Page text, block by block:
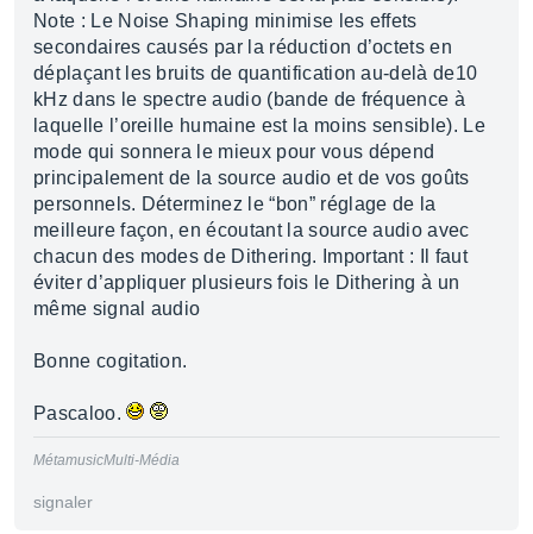
Note : Le Noise Shaping minimise les effets
secondaires causés par la réduction d’octets en
déplaçant les bruits de quantification au-delà de10
kHz dans le spectre audio (bande de fréquence à
laquelle l’oreille humaine est la moins sensible). Le
mode qui sonnera le mieux pour vous dépend
principalement de la source audio et de vos goûts
personnels. Déterminez le “bon” réglage de la
meilleure façon, en écoutant la source audio avec
chacun des modes de Dithering. Important : Il faut
éviter d’appliquer plusieurs fois le Dithering à un
même signal audio
Bonne cogitation.
Pascaloo.
MétamusicMulti-Média
signaler